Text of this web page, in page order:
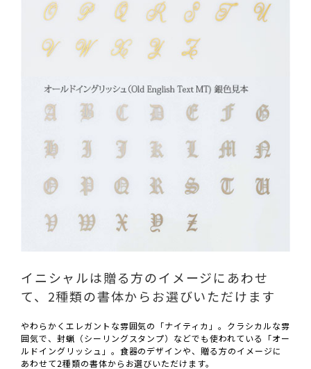
イニシャルは贈る方のイメージにあわせ
て、2種類の書体からお選びいただけます
やわらかくエレガントな雰囲気の「ナイティカ」。クラシカルな雰
囲気で、封蝋（シーリングスタンプ）などでも使われている「オー
ルドイングリッシュ」。食器のデザインや、贈る方のイメージに
あわせて2種類の書体からお選びいただけます。